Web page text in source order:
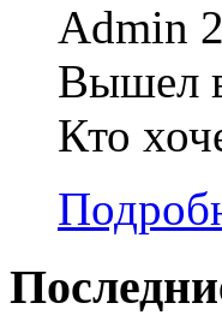
Admin
Вышел
Кто